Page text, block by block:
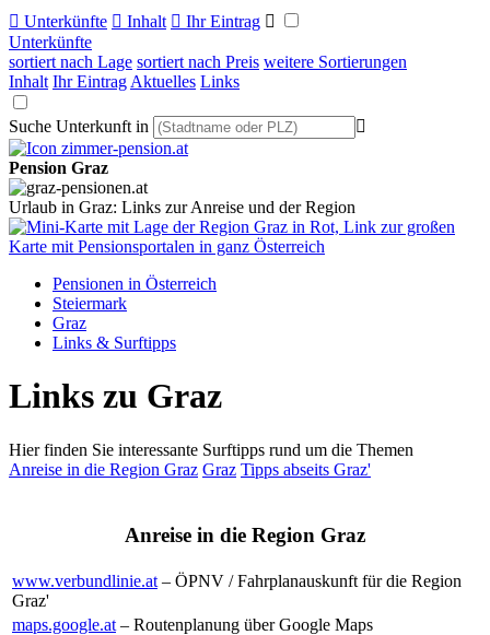
 Unterkünfte  Inhalt  Ihr Eintrag 
Unterkünfte
sortiert nach Lage sortiert nach Preis weitere Sortierungen
Inhalt Ihr Eintrag Aktuelles Links
Suche Unterkunft in 
Pension Graz
Urlaub in Graz: Links zur Anreise und der Region
Pensionen in Österreich
Steiermark
Graz
Links & Surftipps
Links zu Graz
Hier finden Sie interessante Surftipps rund um die Themen
Anreise in die Region Graz Graz Tipps abseits Graz'
Anreise in die Region Graz
www.verbundlinie.at – ÖPNV / Fahrplanauskunft für die Region
Graz'
maps.google.at – Routenplanung über Google Maps